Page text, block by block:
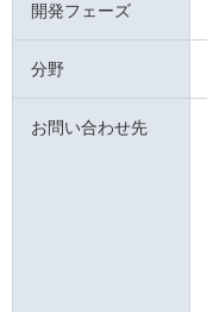
開発フェーズ
分野
お問い合わせ先